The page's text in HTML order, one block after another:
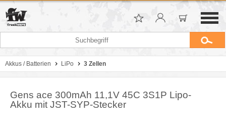
Akkus / Batterien LiPo 3 Zellen
Gens ace 300mAh 11,1V 45C 3S1P Lipo-
Akku mit JST-SYP-Stecker